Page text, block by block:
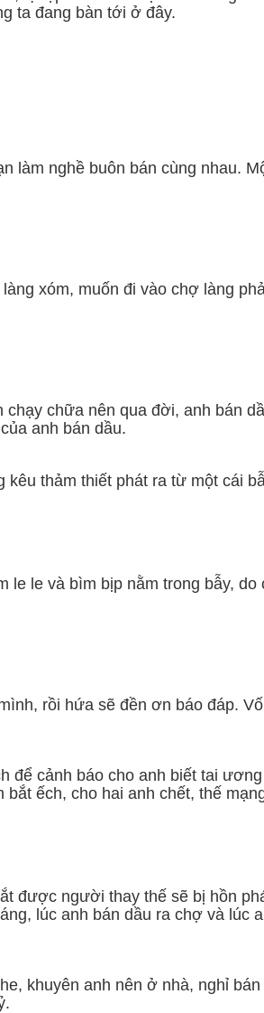
ta đang bàn tới ở đây.
làm nghề buôn bán cùng nhau.
xóm, muốn đi vào chợ làng
chữa nên qua đời, anh bán
anh bán dầu.
thảm thiết phát ra từ một cái
le le và bìm bịp nằm trong bẫy,
rồi hứa sẽ đền ơn báo đáp.
để cảnh báo cho anh biết tai
ếch, cho hai anh chết, thế
được người thay thế sẽ bị hồn
lúc anh bán dầu ra chợ và lúc
khuyên anh nên ở nhà, nghỉ